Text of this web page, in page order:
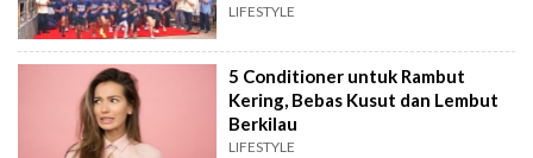
LIFESTYLE
5 Conditioner untuk Rambut
Kering, Bebas Kusut dan Lembut
Berkilau
LIFESTYLE